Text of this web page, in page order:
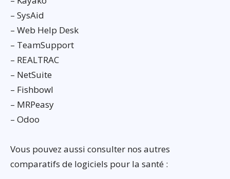
– SysAid
– Web Help Desk
– TeamSupport
– REALTRAC
– NetSuite
– Fishbowl
– MRPeasy
– Odoo
Vous pouvez aussi consulter nos autres
comparatifs de logiciels pour la santé :